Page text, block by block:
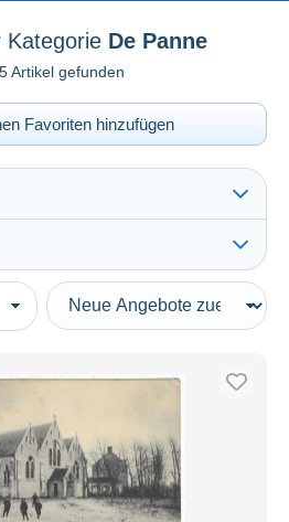
Kategorie De Panne
Artikel gefunden
Favoriten hinzufügen
Gebote